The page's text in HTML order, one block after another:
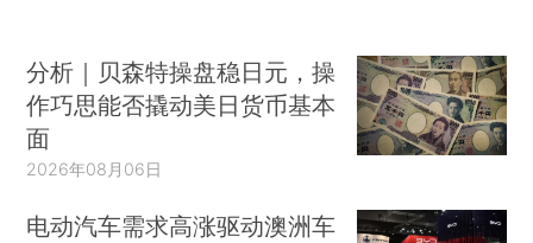
分析｜贝森特操盘稳日元，操
作巧思能否撬动美日货币基本
面
2026年08月06日
电动汽车需求高涨驱动澳洲车